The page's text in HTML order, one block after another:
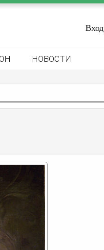
Вход
НОВОСТИ